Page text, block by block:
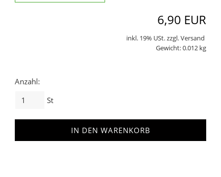
6,90 EUR
inkl. 19% USt. zzgl. Versand
Gewicht: 0.012 kg
Anzahl:
St
IN DEN WARENKORB